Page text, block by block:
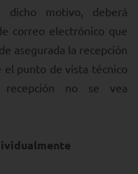
dicho motivo, deberá
correo electrónico que
asegurada la recepción
el punto de vista técnico
recepción no se vea